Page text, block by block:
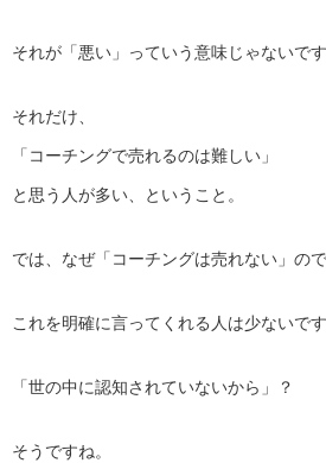
それが「悪い」っていう意味じゃないです
それだけ、
「コーチングで売れるのは難しい」
と思う人が多い、ということ。
では、なぜ「コーチングは売れない」の
これを明確に言ってくれる人は少ないです
「世の中に認知されていないから」？
そうですね。